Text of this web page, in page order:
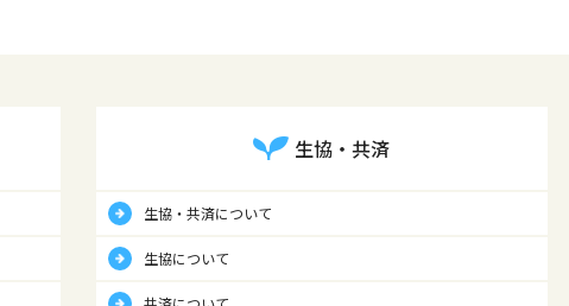
生協・共済
生協・共済について
生協について